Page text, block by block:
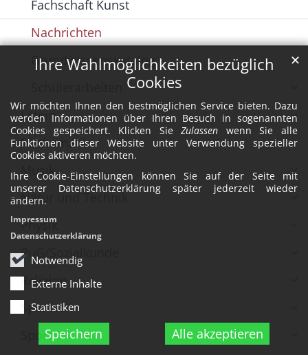
Ihre Wahlmöglichkeiten bezüglich
Cookies
Wir möchten Ihnen den bestmöglichen Service bieten. Dazu
werden Informationen über Ihren Besuch in sogenannten
Cookies gespeichert. Klicken SieZulassen wenn Sie alle
Funktionen dieser Website unter Verwendung spezieller
Cookies aktiveren möchten.
Ihre Cookie-Einstellungen können Sie auf der Seite mit
unserer Datenschutzerklärung später jederzeit wieder
ändern.
Notwendig
Externe Inhalte
Statistiken
Speichern Alle akzeptieren
✕
Impressum
Datenschutzerklärung
Fachschaft Kunst
Nachrichten
Grundwissenskatalog
Latein
Mathematik
Musik
Natur und Technik
Physik
PuG/Sozialkunde
Religion
Spanisch
Sport